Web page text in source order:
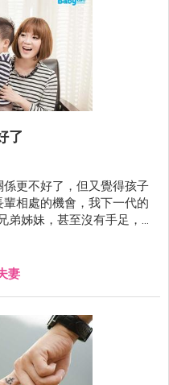
了
更不好了，但又覺得孩子
相處的機會，我下一代的
姊妹，甚至沒有手足，總
於是我向先生表明希望他
妥當當，孩子回來後，開
很可愛等等，拿了紅包、
妻